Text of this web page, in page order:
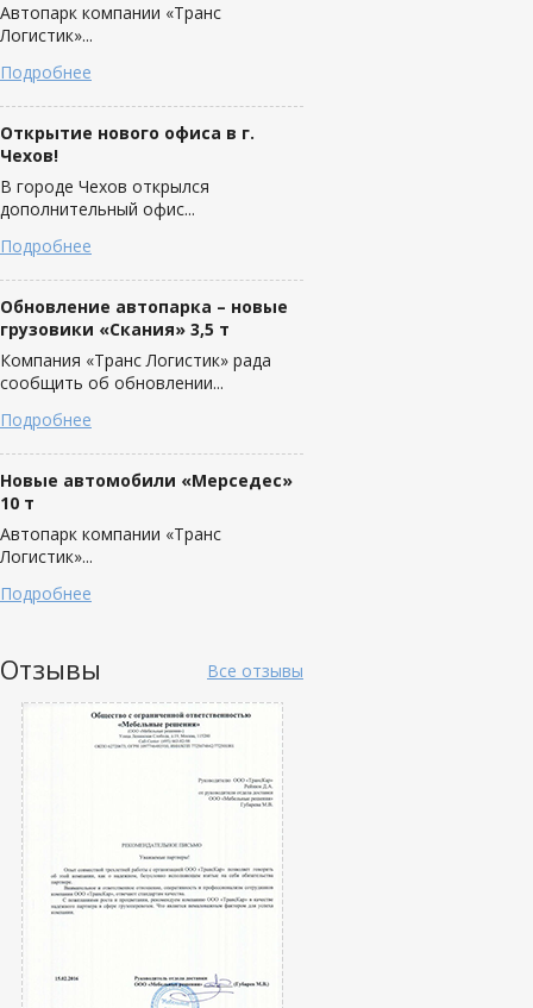
Автопарк компании «Транс
Логистик»...
Подробнее
Открытие нового офиса в г.
Чехов!
В городе Чехов открылся
дополнительный офис...
Подробнее
Обновление автопарка – новые
грузовики «Скания» 3,5 т
Компания «Транс Логистик» рада
сообщить об обновлении...
Подробнее
Новые автомобили «Мерседес»
10 т
Автопарк компании «Транс
Логистик»...
Подробнее
Все отзывы
Отзывы